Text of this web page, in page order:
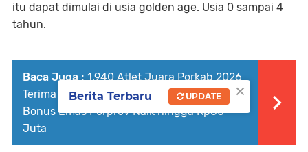
itu dapat dimulai di usia golden age. Usia 0 sampai 4
tahun.
Baca Juga : 1.940 Atlet Juara Porkab 2026
Terima Reward, Bupati Sidoarjo Siapkan
Bonus Emas Porprov Naik hingga Rp60
Juta
×
Berita Terbaru UPDATE